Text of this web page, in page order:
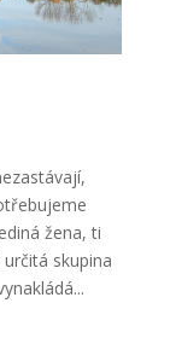
žena, ti
skupina